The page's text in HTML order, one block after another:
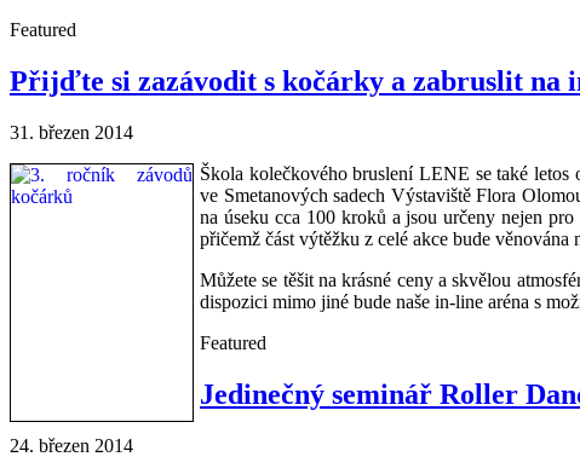
Featured
Přijďte si zazávodit s kočárky a zabruslit na
31. březen 2014
Škola kolečkového bruslení LENE se také
ve Smetanových sadech Výstaviště Flora
na úseku cca 100 kroků a jsou určeny nejen
přičemž část výtěžku z celé akce bude věnována
Můžete se těšit na krásné ceny a skvělou
dispozici mimo jiné bude naše in-line aréna s
Featured
Jedinečný seminář Roller
24. březen 2014